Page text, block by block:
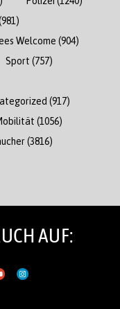
Welcome (904)
Sport (757)
(917)
(1056)
(3816)
AUF: